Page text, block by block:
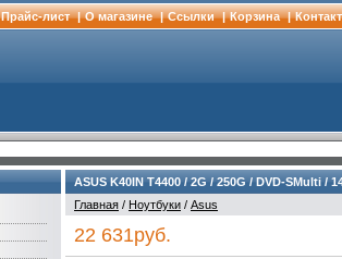
Прайс-лист | О магазине | Cсылки | Корзина |
ASUS K40IN T4400 / 2G / 250G / DVD-SMulti /
Главная / Ноутбуки / Asus
22 631руб.